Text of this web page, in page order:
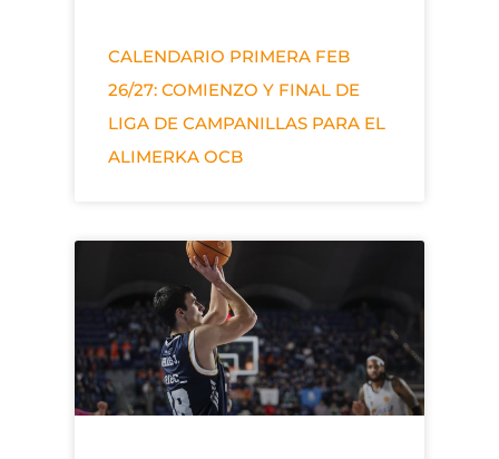
CALENDARIO PRIMERA FEB
26/27: COMIENZO Y FINAL DE
LIGA DE CAMPANILLAS PARA EL
ALIMERKA OCB